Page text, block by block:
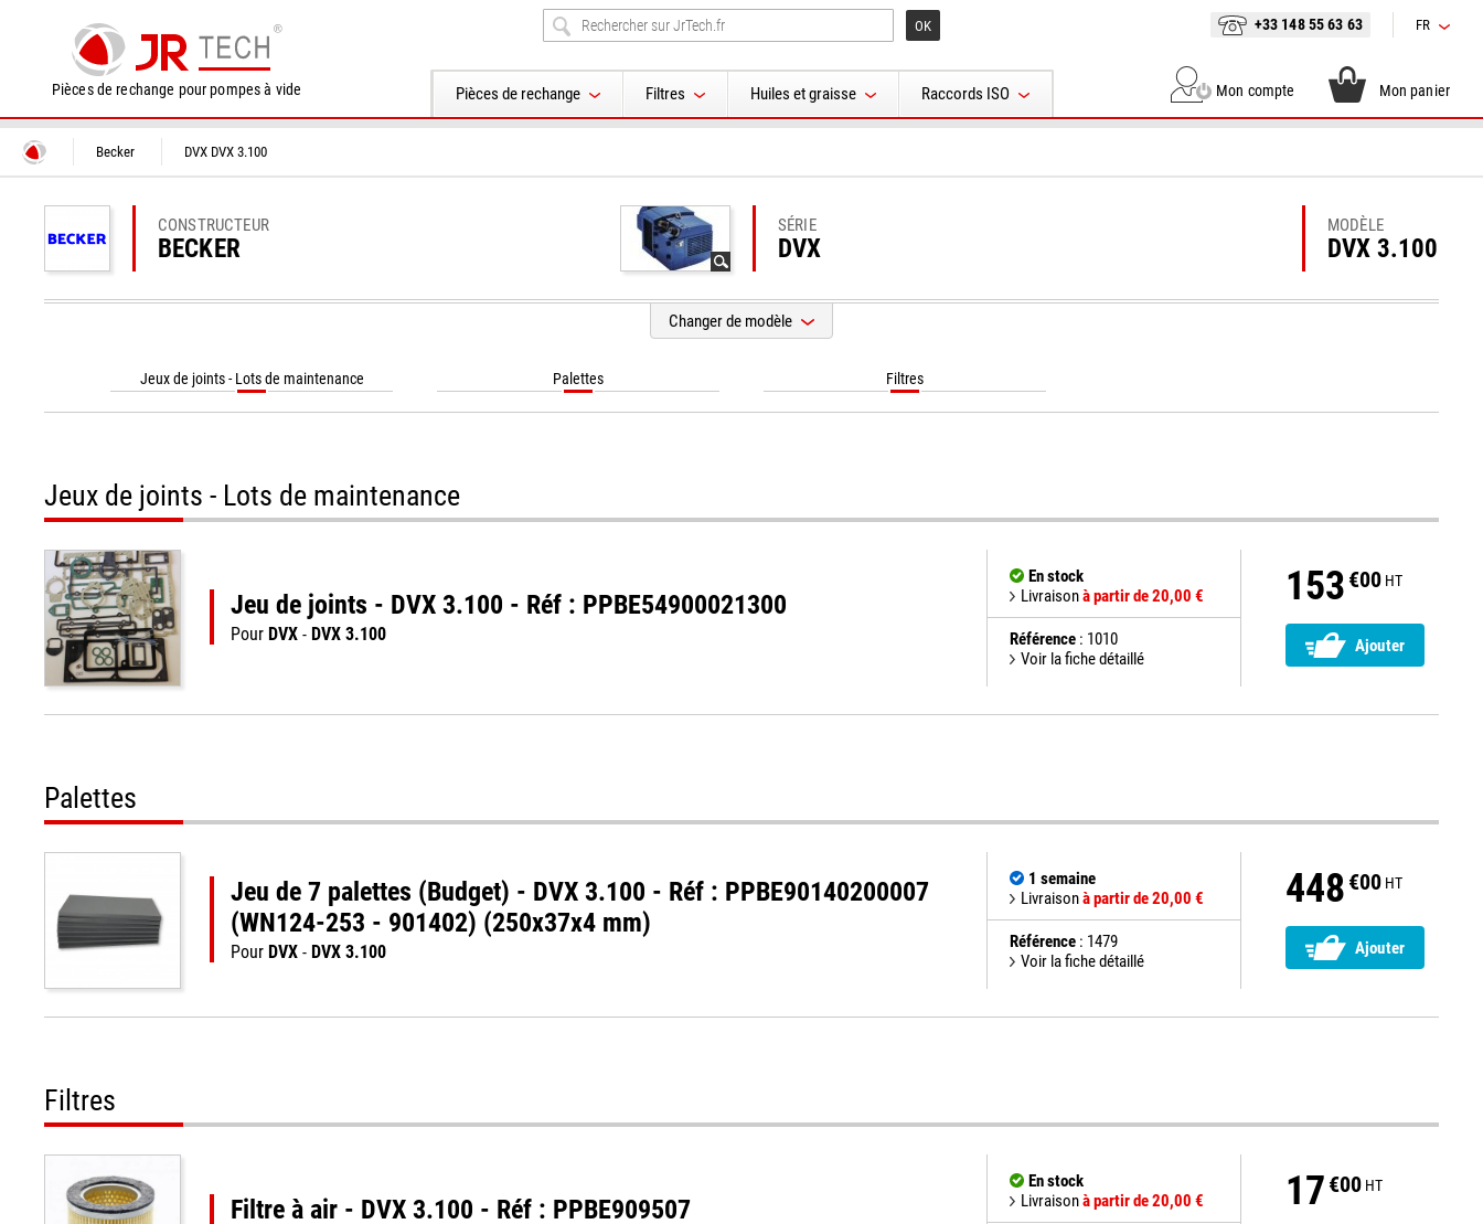
Pièces de rechange pour pompes à vide Pièces de rechange Filtres Huiles et graisse Raccords ISO
+33 148 55 63 63 FR
Mon compte Mon panier
Becker DVX DVX 3.100
CONSTRUCTEUR
BECKER
SÉRIE
DVX
MODÈLE
DVX 3.100
Changer de modèle
Jeux de joints - Lots de maintenance Palettes Filtres
Jeux de joints - Lots de maintenance
Jeu de joints - DVX 3.100 - Réf : PPBE54900021300
Pour DVX - DVX 3.100
En stock
Livraisonà partir de 20,00 €
Référence : 1010
Voir la fiche détaillé
153 €00 HT
Ajouter
Palettes
Jeu de 7 palettes (Budget) - DVX 3.100 - Réf : PPBE90140200007
(WN124-253 - 901402) (250x37x4 mm)
Pour DVX - DVX 3.100
1 semaine
Livraisonà partir de 20,00 €
Référence : 1479
Voir la fiche détaillé
448 €00 HT
Ajouter
Filtres
Filtre à air - DVX 3.100 - Réf : PPBE909507
En stock
Livraisonà partir de 20,00 € 17 €00 HT